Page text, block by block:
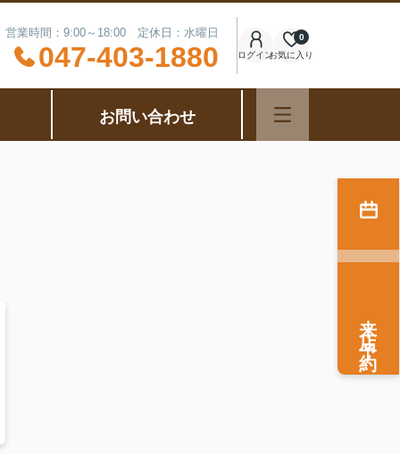
営業時間：9:00～18:00 定休日：水曜日
047-403-1880 ログインお気に入り
0
お問い合わせ
来店予約